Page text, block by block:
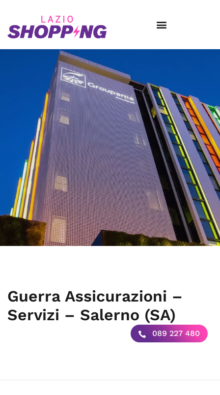
Guerra Assicurazioni –
Servizi – Salerno (SA)
089 227 480